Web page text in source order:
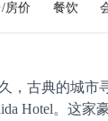
房价 餐饮
，古典的城市
Hotel。这家